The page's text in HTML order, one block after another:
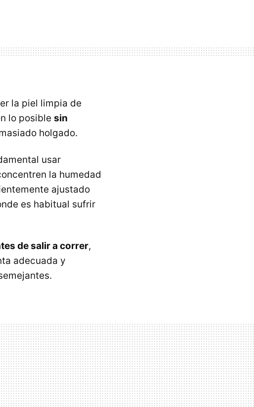
la piel limpia de
lo posible sin
holgado.
usar
la humedad
ajustado
es habitual sufrir
de salir a correr,
adecuada y